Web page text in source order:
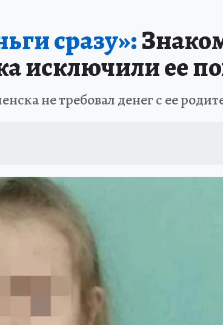
сразу»:
исключили ее
не требовал денег с ее